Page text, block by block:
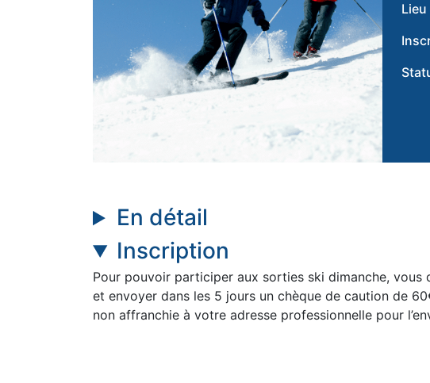
Lieu
En détail
Inscription
Pour pouvoir participer aux sorties ski dimanche, vous
et envoyer dans les 5 jours un chèque de caution de
non affranchie à votre adresse professionnelle pour